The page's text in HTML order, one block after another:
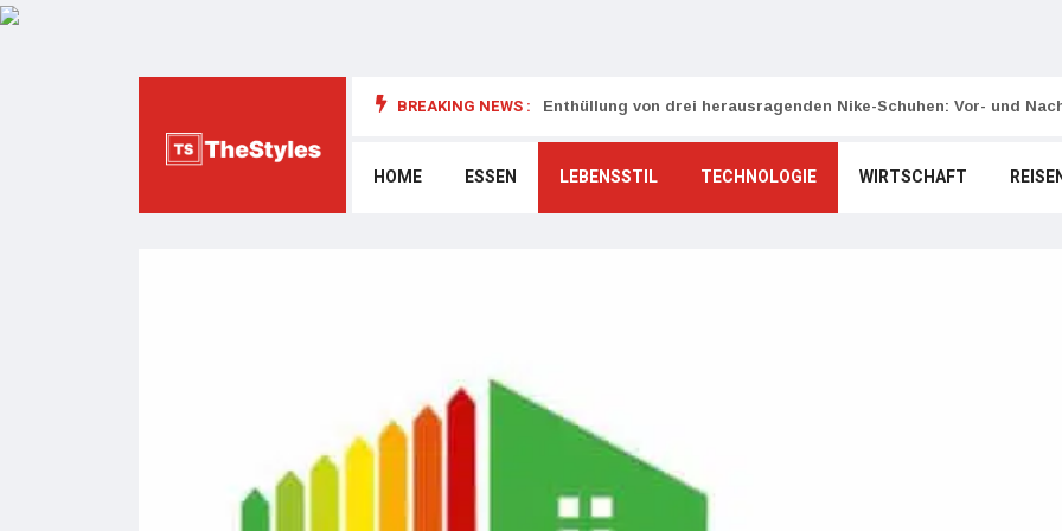
BREAKING NEWS : Enthüllung von drei herausragenden Nike-Schuhen: Vor- und
HOME ESSEN LEBENSSTIL TECHNOLOGIE WIRTSCHAFT